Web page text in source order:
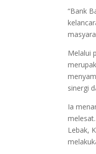
“Bank
Melalui
sinergi
Ia
Lebak,